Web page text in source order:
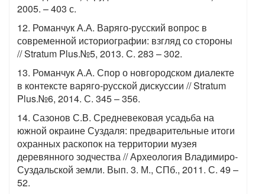
2005. – 403 с.
12. Романчук А.А. Варяго-русский вопрос в
современной историографии: взгляд со стороны
// Stratum Plus.№5, 2013. С. 283 – 302.
13. Романчук А.А. Спор о новгородском диалекте
в контексте варяго-русской дискуссии // Stratum
Plus.№6, 2014. С. 345 – 356.
14. Сазонов С.В. Средневековая усадьба на
южной окраине Суздаля: предварительные итоги
охранных раскопок на территории музея
деревянного зодчества // Археология Владимиро-
Суздальской земли. Вып. 3. М., СПб., 2011. С. 49 –
52.